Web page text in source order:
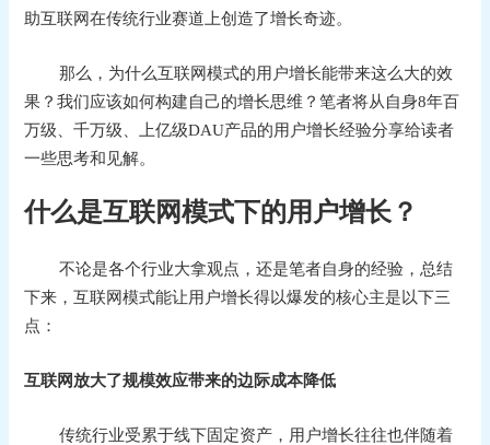
助互联网在传统行业赛道上创造了增长奇迹。
那么，为什么互联网模式的用户增长能带来这么大的效
果？我们应该如何构建自己的增长思维？笔者将从自身8年百
万级、千万级、上亿级DAU产品的用户增长经验分享给读者
一些思考和见解。
什么是互联网模式下的用户增长？
不论是各个行业大拿观点，还是笔者自身的经验，总结
下来，互联网模式能让用户增长得以爆发的核心主是以下三
点：
互联网放大了规模效应带来的边际成本降低
传统行业受累于线下固定资产，用户增长往往也伴随着